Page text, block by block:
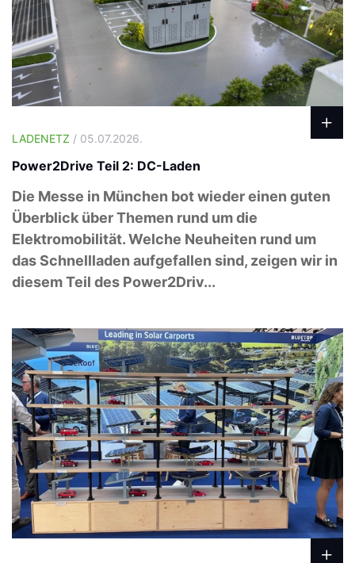
LADENETZ / 05.07.2026.
Power2Drive Teil 2: DC-Laden
Die Messe in München bot wieder einen guten
Überblick über Themen rund um die
Elektromobilität. Welche Neuheiten rund um
das Schnellladen aufgefallen sind, zeigen wir in
diesem Teil des Power2Driv...